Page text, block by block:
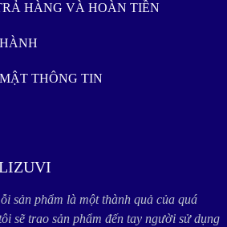
HÀNG VÀ HOÀN TIỀN
THÔNG TIN
sản phẩm là một thành quả của quá
sẽ trao sản phẩm đến tay người sử dụng